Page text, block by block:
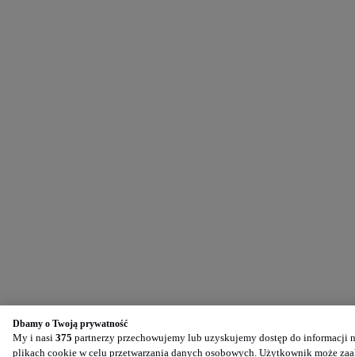
Dbamy o Twoją prywatność
My i nasi 375 partnerzy przechowujemy lub uzyskujemy dostęp do
plikach cookie w celu przetwarzania danych osobowych. Użytkownik może